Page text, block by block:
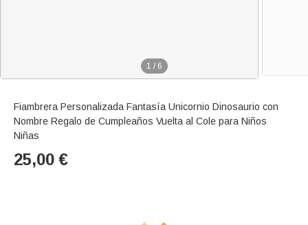
1 / 6
Fiambrera Personalizada Fantasía Unicornio Dinosaurio con
Nombre Regalo de Cumpleaños Vuelta al Cole para Niños
Niñas
25,00 €